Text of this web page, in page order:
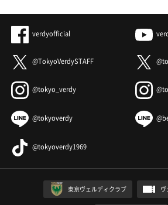
verdyofficial
@TokyoVerdySTAFF
@tokyo_verdy
@tokyoverdy
@tokyoverdy1969
東京ヴェルディクラブ